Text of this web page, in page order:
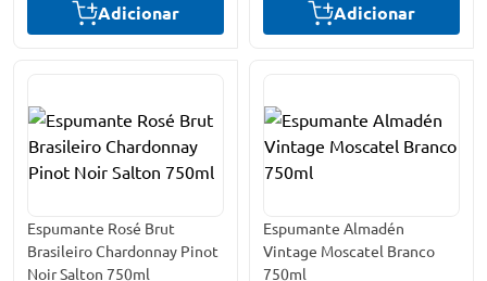
Adicionar Adicionar
Espumante Rosé Brut
Brasileiro Chardonnay Pinot
Noir Salton 750ml
Espumante Almadén
Vintage Moscatel Branco
750ml